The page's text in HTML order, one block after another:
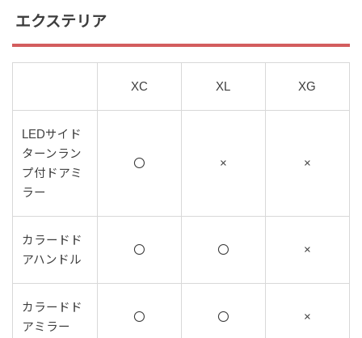
エクステリア
XC XL XG
LEDサイド
ターンラン
プ付ドアミ
ラー
〇 × ×
カラードド
アハンドル
〇 〇 ×
カラードド
アミラー
〇 〇 ×